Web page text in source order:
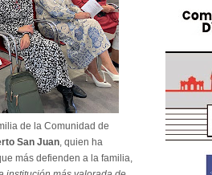
de la Comunidad de
San Juan, quien ha
más defienden a la familia,